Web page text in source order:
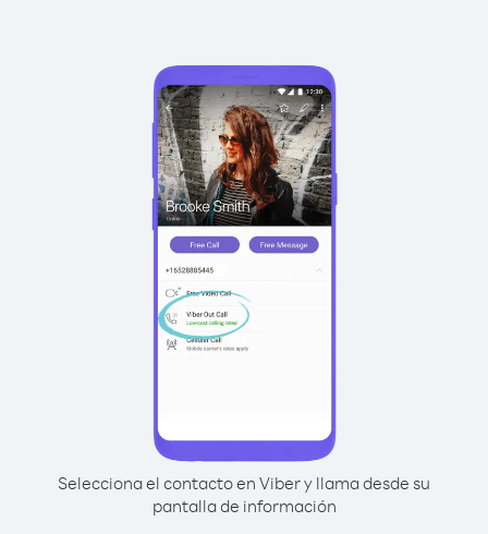
Selecciona el contacto en Viber y llama desde su
pantalla de información